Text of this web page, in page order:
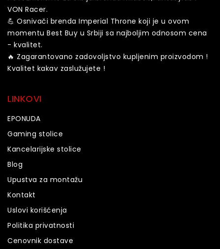
VON Racer.
💪 Osnivači brenda Imperial Throne koji je u ovom
momentu Best Buy u Srbiji sa najboljim odnosom cena
- kvalitet.
🔥 Zagarantovano zadovoljstvo kupljenim proizvodom !
Kvalitet kakav zaslužujete !
LINKOVI
EPONUDA
Gaming stolice
Kancelarijske stolice
Blog
Upustva za montažu
Kontakt
Uslovi korišćenja
Politika privatnosti
Cenovnik dostave